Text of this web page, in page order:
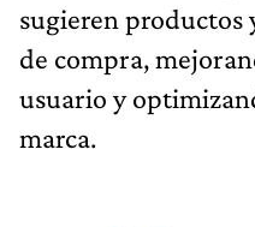
sugieren productos
de compra,
usuario y
marca.